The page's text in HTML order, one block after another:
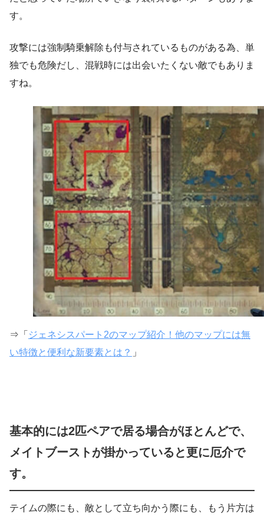
す。
攻撃には強制騎乗解除も付与されているものがある為、単
独でも危険だし、混戦時には出会いたくない敵でもありま
すね。
⇒「 ジェネシスパート2のマップ紹介！他のマップには無
い特徴と便利な新要素とは？ 」
基本的には2匹ペアで居る場合がほとんどで、
メイトブーストが掛かっていると更に厄介で
す。
テイムの際にも、敵として立ち向かう際にも、もう片方は